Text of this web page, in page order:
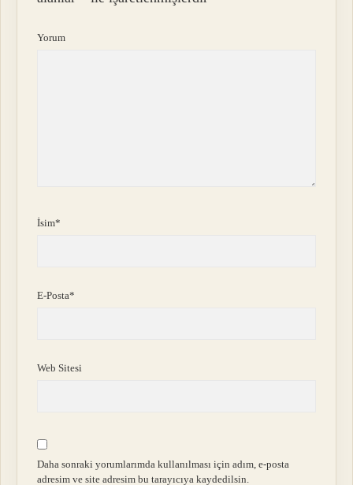
Yorum
İsim*
E-Posta*
Web Sitesi
Daha sonraki yorumlarımda kullanılması için adım, e-posta
adresim ve site adresim bu tarayıcıya kaydedilsin.